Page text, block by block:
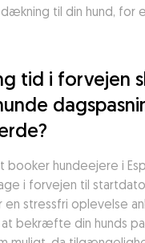
til din hund, for
tid i forvejen
booker hundeejere i
i forvejen til
en stressfri oplevelse
bekræfte din hunds